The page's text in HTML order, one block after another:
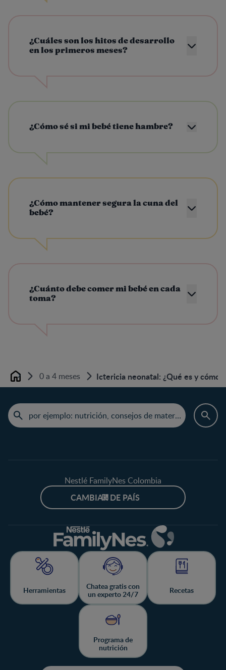
¿Cuáles son los hitos de desarrollo
en los primeros meses?
¿Cómo sé si mi bebé tiene hambre?
¿Cómo mantener segura la cuna del
bebé?
¿Cuánto debe comer mi bebé en cada
toma?
Home 0 a 4 meses Ictericia neonatal: ¿Qué es y cómo
Nestlé FamilyNes Colombia
CAMBIAR DE PAÍS
Herramientas
Chatea gratis con
un experto 24/7
Recetas
Programa de
nutrición